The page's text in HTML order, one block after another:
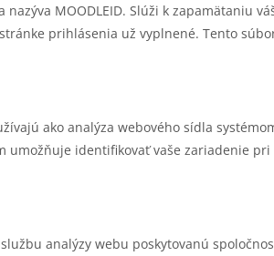
MOODLEID. Slúži k zapamätaniu
prihlásenia už vyplnené. Tento
ako analýza webového sídla
identifikovať vaše zariadenie
analýzy webu poskytovanú